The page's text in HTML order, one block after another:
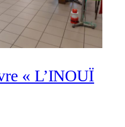
« L’INOUÏ